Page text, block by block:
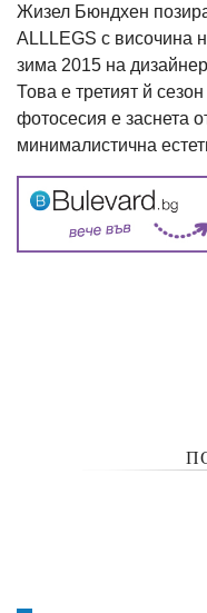
Жизел Бюндхен
ALLLEGS с височина
зима 2015 на
Това е третият й
фотосесия е заснета
минималистична